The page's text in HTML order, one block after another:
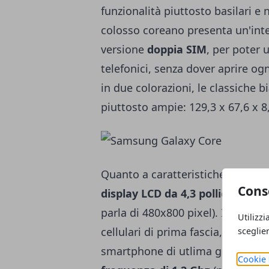
Cookie
funzionalità piuttosto basilari e
colosso coreano presenta
versione doppia SIM, per poter
telefonici, senza dover aprire
in due colorazioni, le classiche
piuttosto ampie: 129,3 x 67,6 x
Quanto a caratteristiche
display LCD da 4,3 pollici
, con
parla di 480x800 pixel). Il
cellulari di prima fascia, ma si
smartphone di utlima